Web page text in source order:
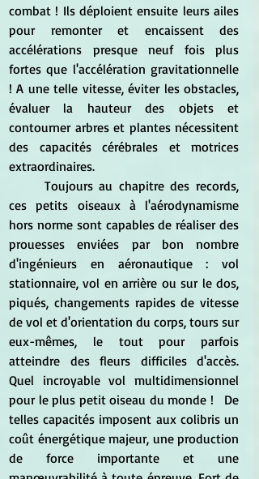
combat ! Ils déploient ensuite leurs ailes
pour remonter et encaissent des
accélérations presque neuf fois plus
fortes que l'accélération gravitationnelle
! A une telle vitesse, éviter les obstacles,
évaluer la hauteur des objets et
contourner arbres et plantes nécessitent
des capacités cérébrales et motrices
extraordinaires.
ces petits oiseaux à l'aérodynamisme
hors norme sont capables de réaliser des
prouesses enviées par bon nombre
d'ingénieurs en aéronautique : vol
stationnaire, vol en arrière ou sur le dos,
piqués, changements rapides de vitesse
de vol et d'orientation du corps, tours sur
eux-mêmes, le tout pour parfois
atteindre des fleurs difficiles d'accès.
Quel incroyable vol multidimensionnel
pour le plus petit oiseau du monde !   De
telles capacités imposent aux colibris un
coût énergétique majeur, une production
de force importante et une